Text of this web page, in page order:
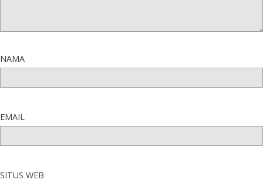
NAMA
EMAIL
SITUS WEB